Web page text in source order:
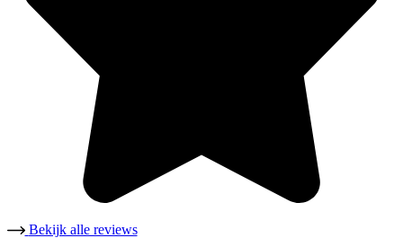
Bekijk alle reviews